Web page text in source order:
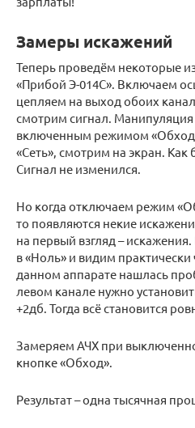
Замеры искажений
Теперь проведём некоторые
«Прибой Э-014С». Включаем
цепляем на выход обоих
смотрим сигнал. Манипуляция
включенным режимом
«Сеть», смотрим на экран. Как
Сигнал не изменился.
Но когда отключаем режим
то появляются некие
на первый взгляд –
в «Ноль» и видим
данном аппарате нашлась
левом канале нужно
+2дб. Тогда всё становится
Замеряем АЧХ при
кнопке «Обход».
Результат – одна тысячная